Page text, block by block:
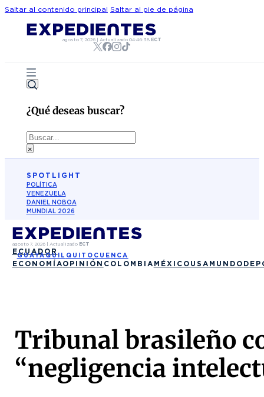
Saltar al contenido principal Saltar al pie de página
agosto 7, 2026 |Actualizado04:46:38 ECT
¿Qué deseas buscar?
Buscar
×
SPOTLIGHT
POLÍTICA
VENEZUELA
DANIEL NOBOA
MUNDIAL 2026
agosto 7, 2026| Actualizado ECT
ECUADOR
GUAYAQUIL QUITO CUENCA
ECONOMÍAOPINIÓN COLOMBIA MÉXICO USA MUNDO
Tribunal brasileño
“negligencia